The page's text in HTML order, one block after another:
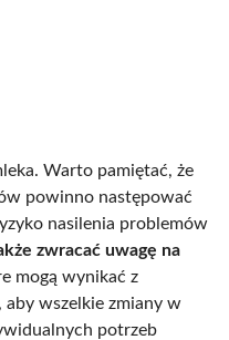
Warto pamiętać, że
powinno następować
nasilenia problemów
zwracać uwagę na
mogą wynikać z
aby wszelkie zmiany w
potrzeb